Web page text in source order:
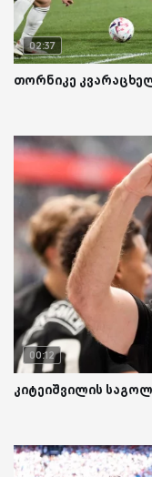
02:37
თორნიკე
00:12
კიტეიშვილის